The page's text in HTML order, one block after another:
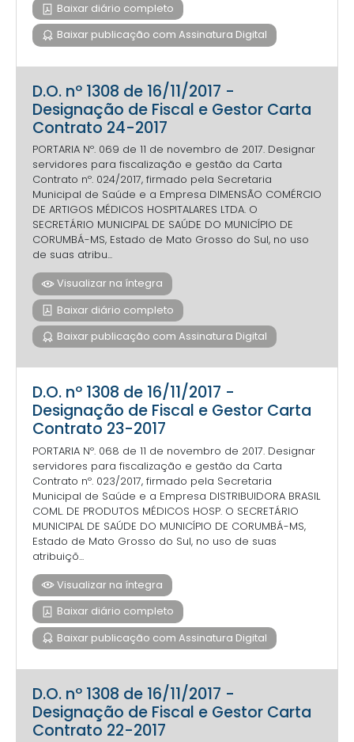
Baixar diário completo
Baixar publicação com Assinatura Digital
D.O. nº 1308 de 16/11/2017 -
Designação de Fiscal e Gestor Carta
Contrato 24-2017
PORTARIA Nº. 069 de 11 de novembro de 2017. Designar
servidores para fiscalização e gestão da Carta
Contrato nº. 024/2017, firmado pela Secretaria
Municipal de Saúde e a Empresa DIMENSÃO COMÉRCIO
DE ARTIGOS MÉDICOS HOSPITALARES LTDA. O
SECRETÁRIO MUNICIPAL DE SAÚDE DO MUNICÍPIO DE
CORUMBÁ-MS, Estado de Mato Grosso do Sul, no uso
de suas atribu...
Visualizar na íntegra
Baixar diário completo
Baixar publicação com Assinatura Digital
D.O. nº 1308 de 16/11/2017 -
Designação de Fiscal e Gestor Carta
Contrato 23-2017
PORTARIA Nº. 068 de 11 de novembro de 2017. Designar
servidores para fiscalização e gestão da Carta
Contrato nº. 023/2017, firmado pela Secretaria
Municipal de Saúde e a Empresa DISTRIBUIDORA BRASIL
COML. DE PRODUTOS MÉDICOS HOSP. O SECRETÁRIO
MUNICIPAL DE SAÚDE DO MUNICÍPIO DE CORUMBÁ-MS,
Estado de Mato Grosso do Sul, no uso de suas
atribuiçõ...
Visualizar na íntegra
Baixar diário completo
Baixar publicação com Assinatura Digital
D.O. nº 1308 de 16/11/2017 -
Designação de Fiscal e Gestor Carta
Contrato 22-2017